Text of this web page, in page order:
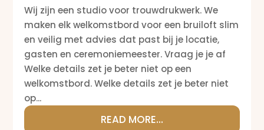
Wij zijn een studio voor trouwdrukwerk. We
maken elk welkomstbord voor een bruiloft slim
en veilig met advies dat past bij je locatie,
gasten en ceremoniemeester. Vraag je je af
Welke details zet je beter niet op een
welkomstbord. Welke details zet je beter niet
op...
READ MORE...